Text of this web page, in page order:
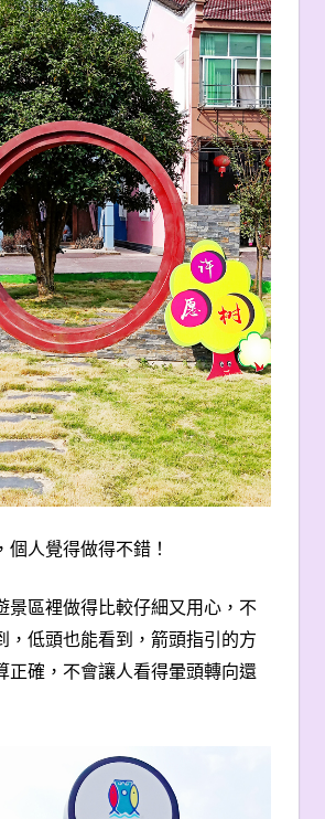
個人覺得做得不錯！
景區裡做得比較仔細又用心，不
，低頭也能看到，箭頭指引的方
正確，不會讓人看得暈頭轉向還